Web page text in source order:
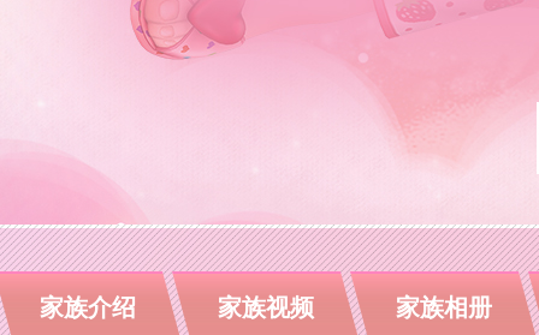
家族介绍 家族视频 家族相册